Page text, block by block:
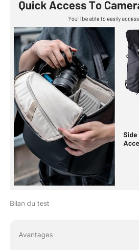
Bilan du test
Avantages